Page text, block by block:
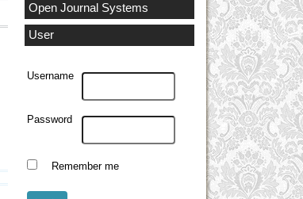
Open Journal Systems
User
Username
Password
Remember me